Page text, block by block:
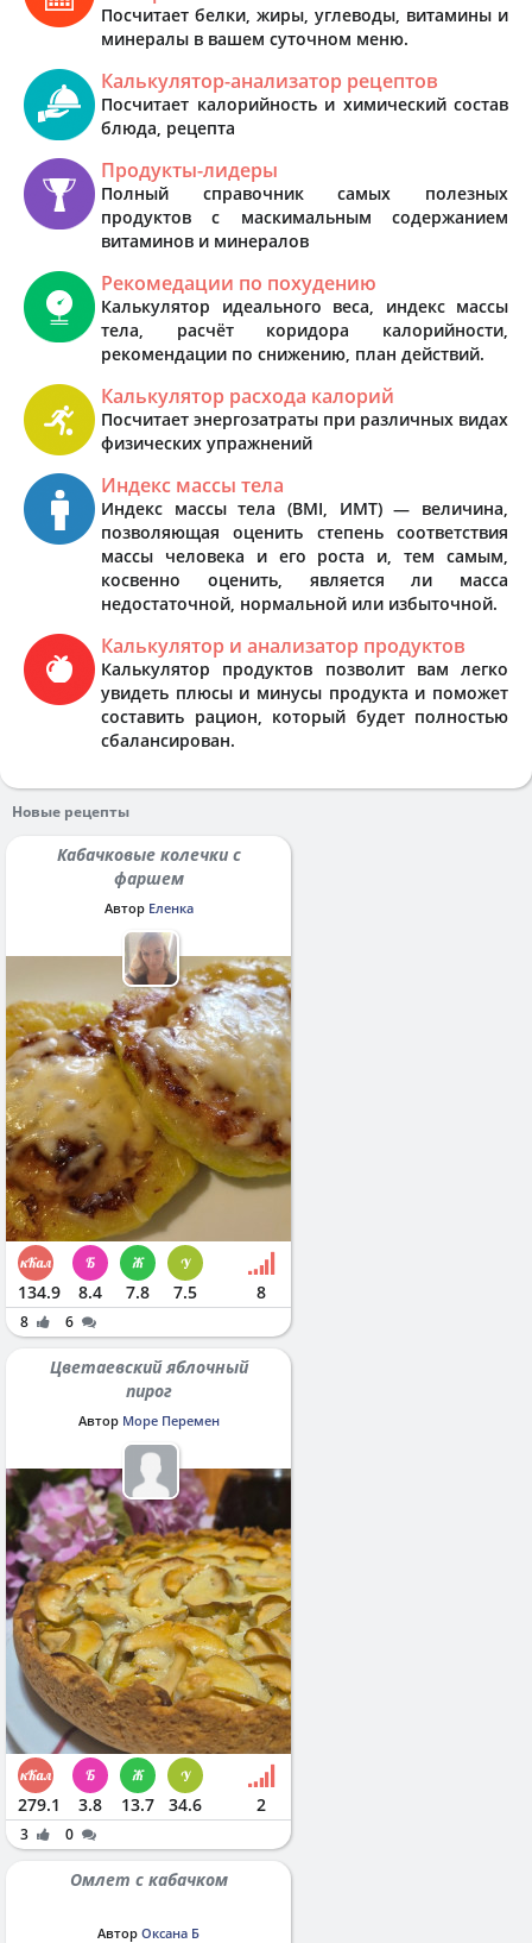
Посчитает белки, жиры, углеводы, витамины и
минералы в вашем суточном меню.
Калькулятор-анализатор рецептов
Посчитает калорийность и химический состав
блюда, рецепта
Продукты-лидеры
Полный справочник самых полезных
продуктов с маскимальным содержанием
витаминов и минералов
Рекомедации по похудению
Калькулятор идеального веса, индекс массы
тела, расчёт коридора калорийности,
рекомендации по снижению, план действий.
Калькулятор расхода калорий
Посчитает энергозатраты при различных видах
физических упражнений
Индекс массы тела
Индекс массы тела (BMI, ИМТ) — величина,
позволяющая оценить степень соответствия
массы человека и его роста и, тем самым,
косвенно оценить, является ли масса
недостаточной, нормальной или избыточной.
Калькулятор и анализатор продуктов
Калькулятор продуктов позволит вам легко
увидеть плюсы и минусы продукта и поможет
составить рацион, который будет полностью
сбалансирован.
Новые рецепты
Кабачковые колечки с
фаршем
Автор Еленка
134.9 8.4 7.8 7.5 8
8 6
Цветаевский яблочный
пирог
Автор Море Перемен
279.1 3.8 13.7 34.6 2
3 0
Омлет с кабачком
Автор Оксана Б